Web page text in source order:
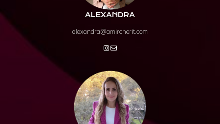
ALEXANDRA
alexandra@amircherit.com